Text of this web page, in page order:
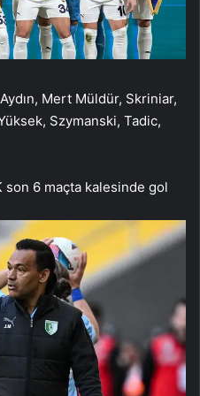
Mert Müldür, Skriniar,
Szymanski, Tadic,
son 6 maçta kalesinde gol